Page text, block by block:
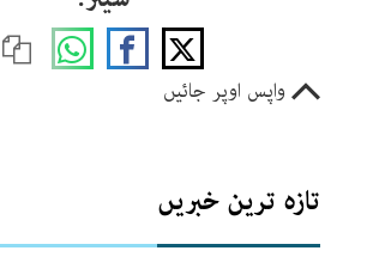
واپس اوپر جائیں
تازہ ترین خبریں